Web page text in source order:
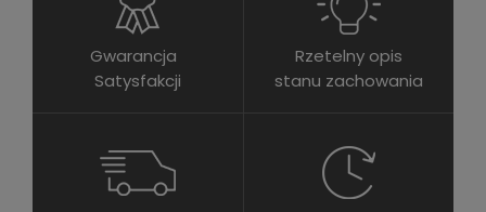
Gwarancja
Satysfakcji
Rzetelny opis
stanu zachowania